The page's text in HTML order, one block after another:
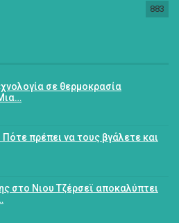
883
σε θερμοκρασία
Πότε πρέπει να τους βγάλετε και
στο Νιου Τζέρσεϊ αποκαλύπτει